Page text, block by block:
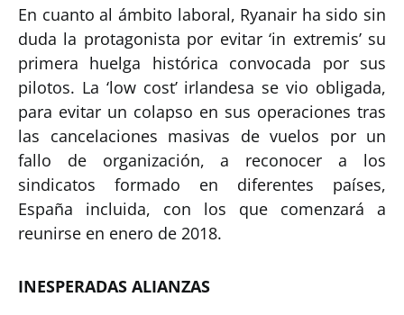
En cuanto al ámbito laboral, Ryanair ha sido sin
duda la protagonista por evitar ‘in extremis’ su
primera huelga histórica convocada por sus
pilotos. La ‘low cost’ irlandesa se vio obligada,
para evitar un colapso en sus operaciones tras
las cancelaciones masivas de vuelos por un
fallo de organización, a reconocer a los
sindicatos formado en diferentes países,
España incluida, con los que comenzará a
reunirse en enero de 2018.
INESPERADAS ALIANZAS